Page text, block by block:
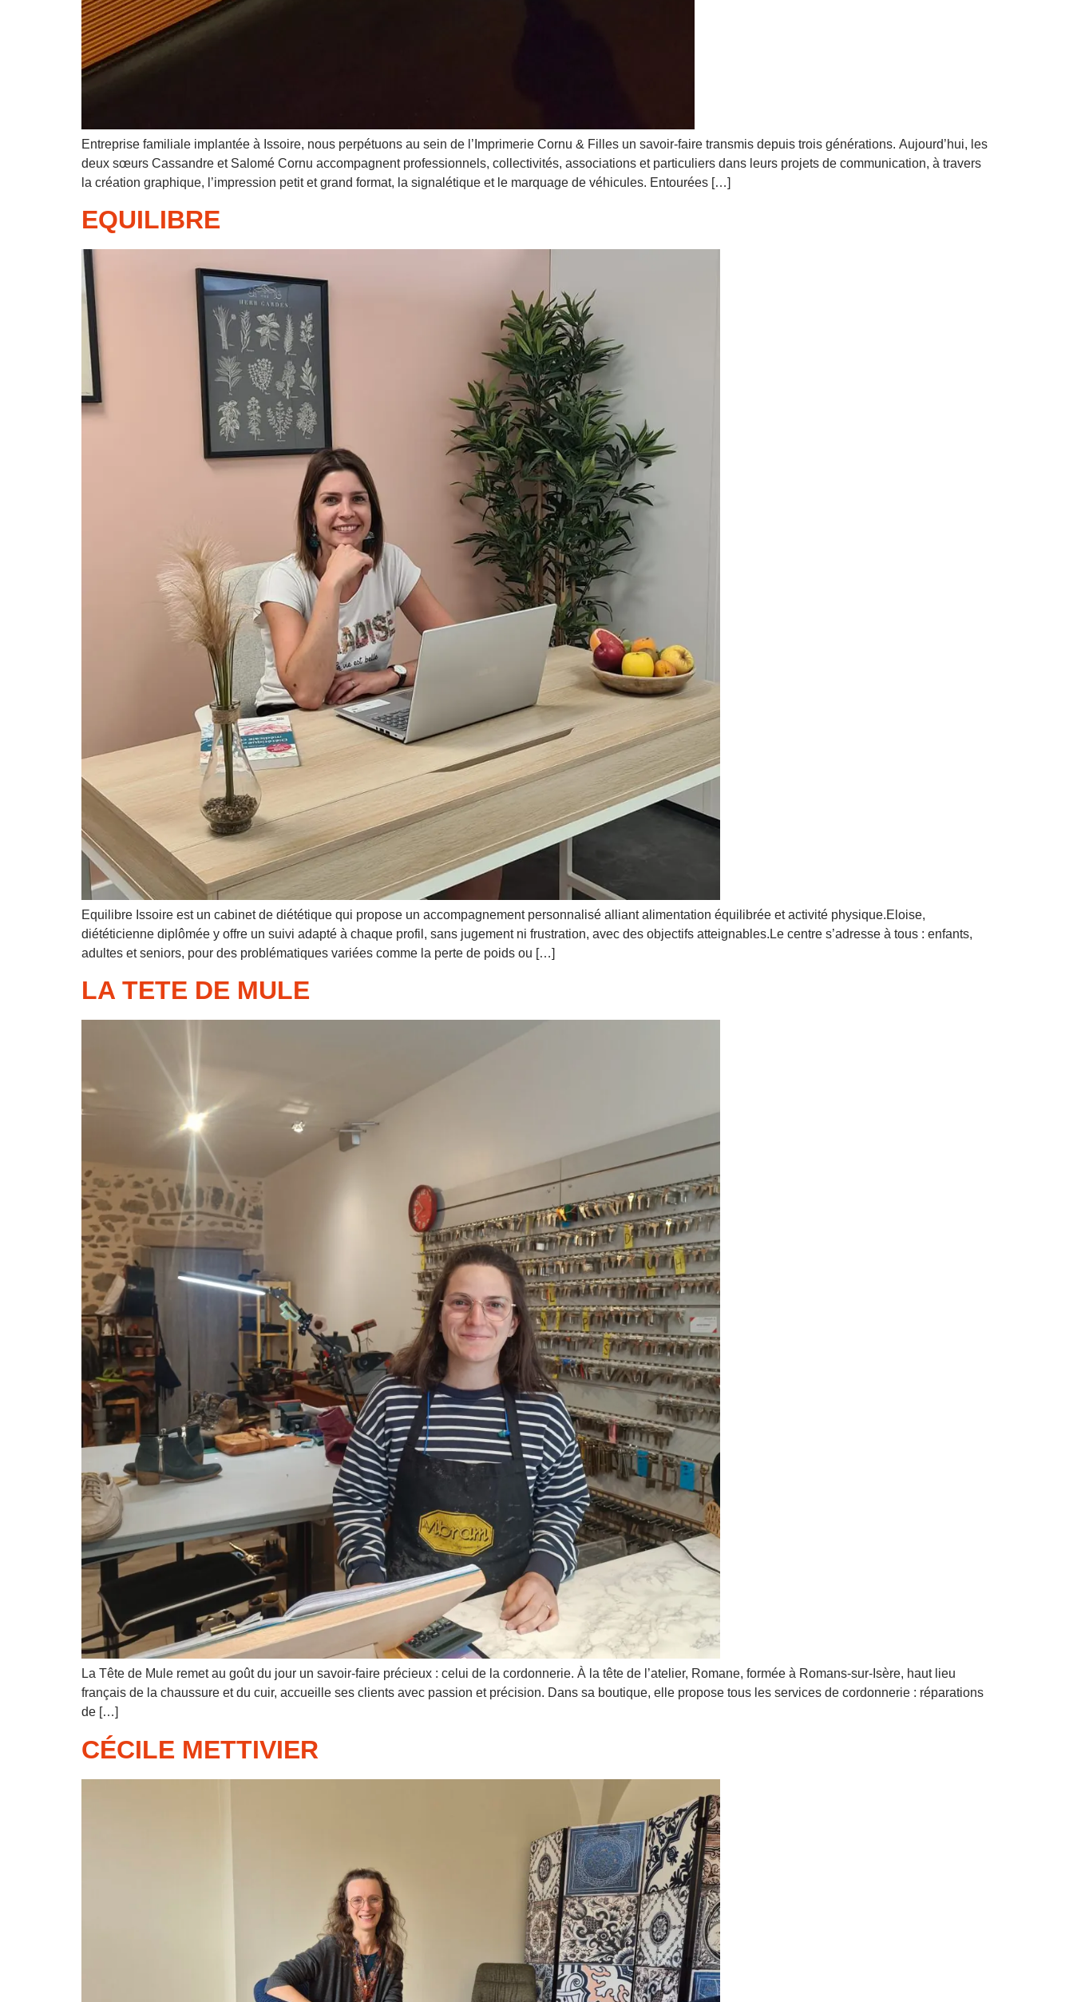
Entreprise familiale implantée à Issoire, nous perpétuons au sein de l’Imprimerie Cornu & Filles un savoir-faire transmis depuis trois générations. Aujourd’hui, les
deux sœurs Cassandre et Salomé Cornu accompagnent professionnels, collectivités, associations et particuliers dans leurs projets de communication, à travers
la création graphique, l’impression petit et grand format, la signalétique et le marquage de véhicules. Entourées […]
EQUILIBRE
Equilibre Issoire est un cabinet de diététique qui propose un accompagnement personnalisé alliant alimentation équilibrée et activité physique.Eloise,
diététicienne diplômée y offre un suivi adapté à chaque profil, sans jugement ni frustration, avec des objectifs atteignables.Le centre s’adresse à tous : enfants,
adultes et seniors, pour des problématiques variées comme la perte de poids ou […]
LA TETE DE MULE
La Tête de Mule remet au goût du jour un savoir-faire précieux : celui de la cordonnerie. À la tête de l’atelier, Romane, formée à Romans-sur-Isère, haut lieu
français de la chaussure et du cuir, accueille ses clients avec passion et précision. Dans sa boutique, elle propose tous les services de cordonnerie : réparations
de […]
CÉCILE METTIVIER